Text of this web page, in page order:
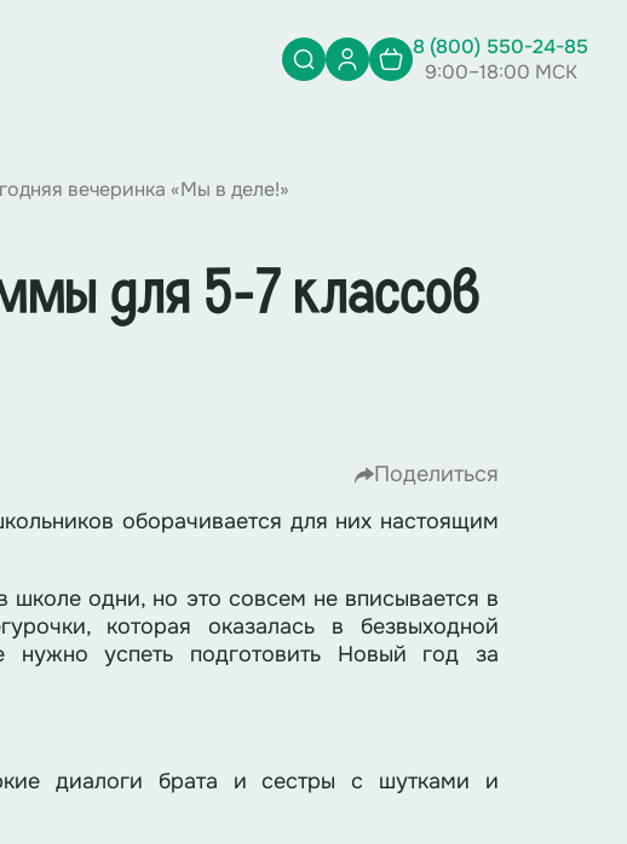
8 (800) 550-24-85
9:00–18:00 МСК
вечеринка «Мы в деле!»
для 5-7 классов
Поделиться
оборачивается для них настоящим
школе одни, но это совсем не вписывается в
которая оказалась в безвыходной
нужно успеть подготовить Новый год за
диалоги брата и сестры с шутками и